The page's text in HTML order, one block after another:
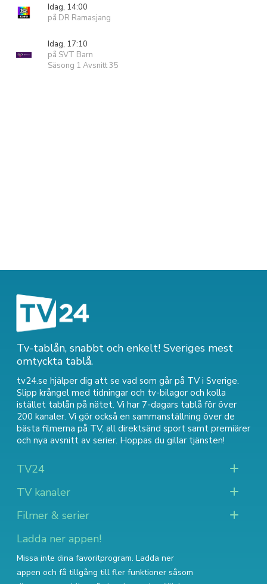
Idag, 14:00
på DR Ramasjang
Idag, 17:10
på SVT Barn
Säsong 1 Avsnitt 35
Tv-tablån, snabbt och enkelt! Sveriges mest
omtyckta tablå.
tv24.se hjälper dig att se vad som går på TV i Sverige.
Slipp krångel med tidningar och tv-bilagor och kolla
istället tablån på nätet. Vi har 7-dagars tablå för över
200 kanaler. Vi gör också en sammanställning över de
bästa filmerna på TV, all direktsänd sport samt premiärer
och nya avsnitt av serier. Hoppas du gillar tjänsten!
TV24
TV kanaler
Filmer & serier
Ladda ner appen!
Missa inte dina favoritprogram. Ladda ner
appen och få tillgång till fler funktioner såsom